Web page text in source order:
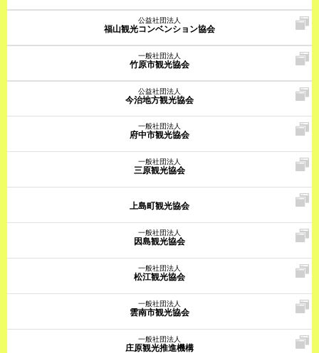
公益社団法人
福山観光コンベンション協会
一般社団法人
竹原市観光協会
公益社団法人
今治地方観光協会
一般社団法人
府中市観光協会
一般社団法人
三原観光協会
上島町観光協会
一般社団法人
因島観光協会
一般社団法人
松江観光協会
一般社団法人
雲南市観光協会
一般社団法人
庄原観光推進機構